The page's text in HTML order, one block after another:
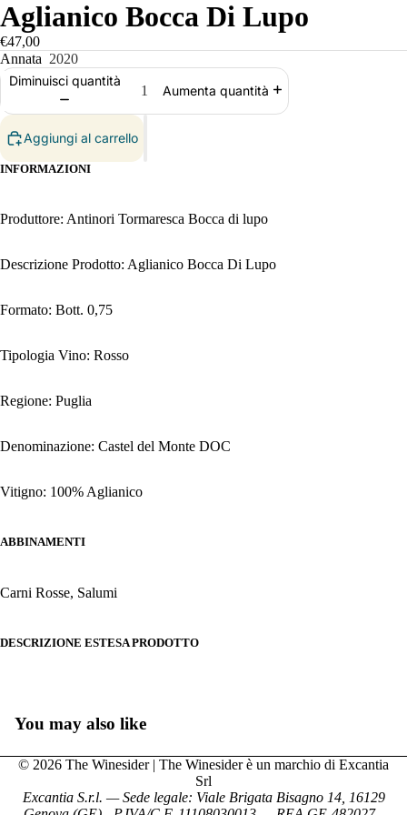
Aglianico Bocca Di Lupo
€47,00
Annata 2020
Diminuisci quantità
Aumenta quantità
Aggiungi al carrello
INFORMAZIONI
Produttore: Antinori Tormaresca Bocca di lupo
Descrizione Prodotto: Aglianico Bocca Di Lupo
Formato: Bott. 0,75
Tipologia Vino: Rosso
Regione: Puglia
Denominazione: Castel del Monte DOC
Vitigno: 100% Aglianico
ABBINAMENTI
Carni Rosse, Salumi
DESCRIZIONE ESTESA PRODOTTO
You may also like
© 2026 The Winesider | The Winesider è un marchio di Excantia
Srl
Excantia S.r.l. — Sede legale: Viale Brigata Bisagno 14, 16129